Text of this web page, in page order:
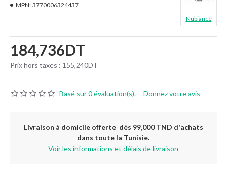
Basé sur 0 évaluation(s). - Donnez votre avis
184,736DT
Prix hors taxes : 155,240DT
MPN: 3770006324437
Nubiance
Livraison à domicile offerte dès 99,000 TND d'achats
dans toute la Tunisie.
Voir les informations et délais de livraison